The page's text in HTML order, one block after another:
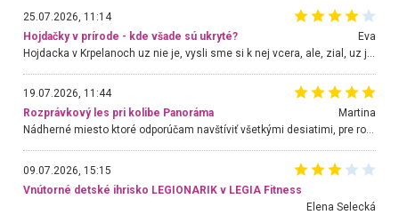
25.07.2026, 11:14
Hojdačky v prírode - kde všade sú ukryté?
Eva
19.07.2026, 11:44
Rozprávkový les pri kolibe Panoráma
Martina
Nádherné miesto ktoré odporúčam navštíviť všetkými desiatimi, pre rodiny s deťmi, dôchodcom... Proste a jednoducho ozaj rozprávkový les.. určite ešte prídeme. Odniesli sme si na pamiatku krásne tričká,
09.07.2026, 15:15
Vnútorné detské ihrisko LEGIONARIK v LEGIA Fitness
Elena Selecká